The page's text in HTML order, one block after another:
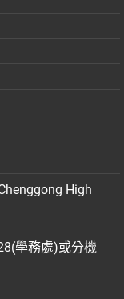
High
學務處)或分機